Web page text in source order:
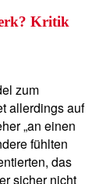
Kritik
zum
allerdings auf
„an einen
fühlten
das
sicher nicht